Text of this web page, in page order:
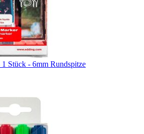
Stück - 6mm Rundspitze